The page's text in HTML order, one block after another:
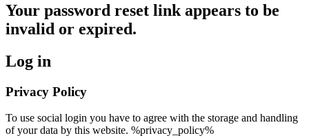
Your password reset link appears to be
invalid or expired.
Log in
Privacy Policy
To use social login you have to agree with the storage and handling
of your data by this website. %privacy_policy%